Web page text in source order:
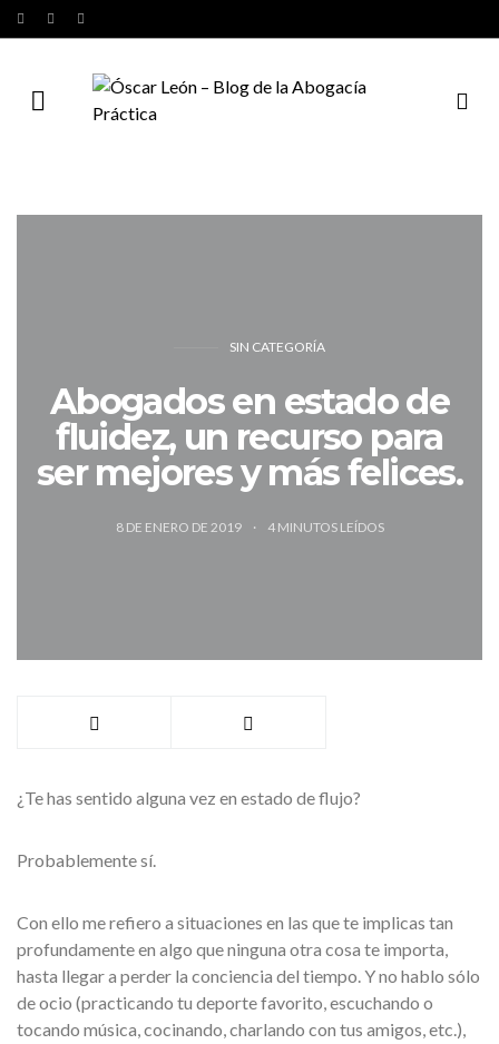
SIN CATEGORÍA
Abogados en estado de
fluidez, un recurso para
ser mejores y más felices.
8 DE ENERO DE 2019 4 MINUTOS LEÍDOS
¿Te has sentido alguna vez en estado de flujo?
Probablemente sí.
Con ello me refiero a situaciones en las que te implicas tan
profundamente en algo que ninguna otra cosa te importa,
hasta llegar a perder la conciencia del tiempo. Y no hablo sólo
de ocio (practicando tu deporte favorito, escuchando o
tocando música, cocinando, charlando con tus amigos, etc.),